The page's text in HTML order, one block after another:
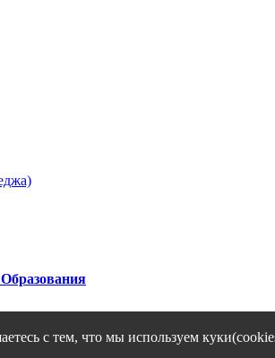
Подробнее.
с тем, что мы используем